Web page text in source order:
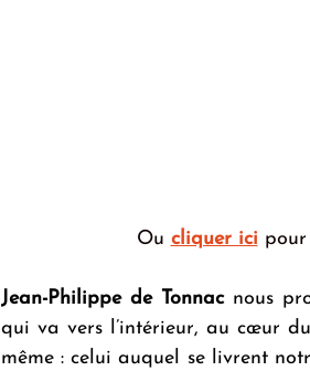
Ou cliquer ici
Jean-Philippe de Tonnac nous
qui va vers l’intérieur, au cœur
même : celui auquel se livrent